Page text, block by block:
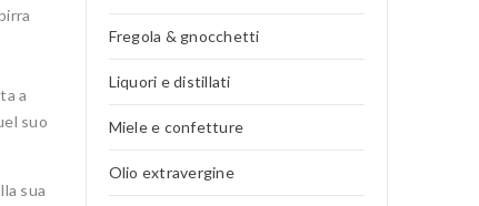
a
suo
sua
Fregola & gnocchetti
Liquori e distillati
Miele e confetture
Olio extravergine